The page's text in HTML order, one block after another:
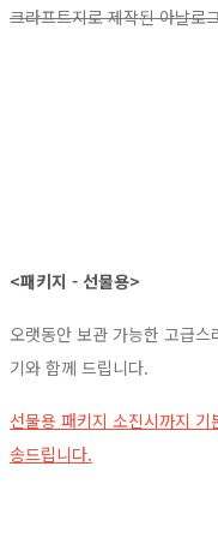
크라프트지로 제작된 아날로
<패키지 - 선물용>
오랫동안 보관 가능한 고급
기와 함께 드립니다.
선물용 패키지 소진시까지
송드립니다.